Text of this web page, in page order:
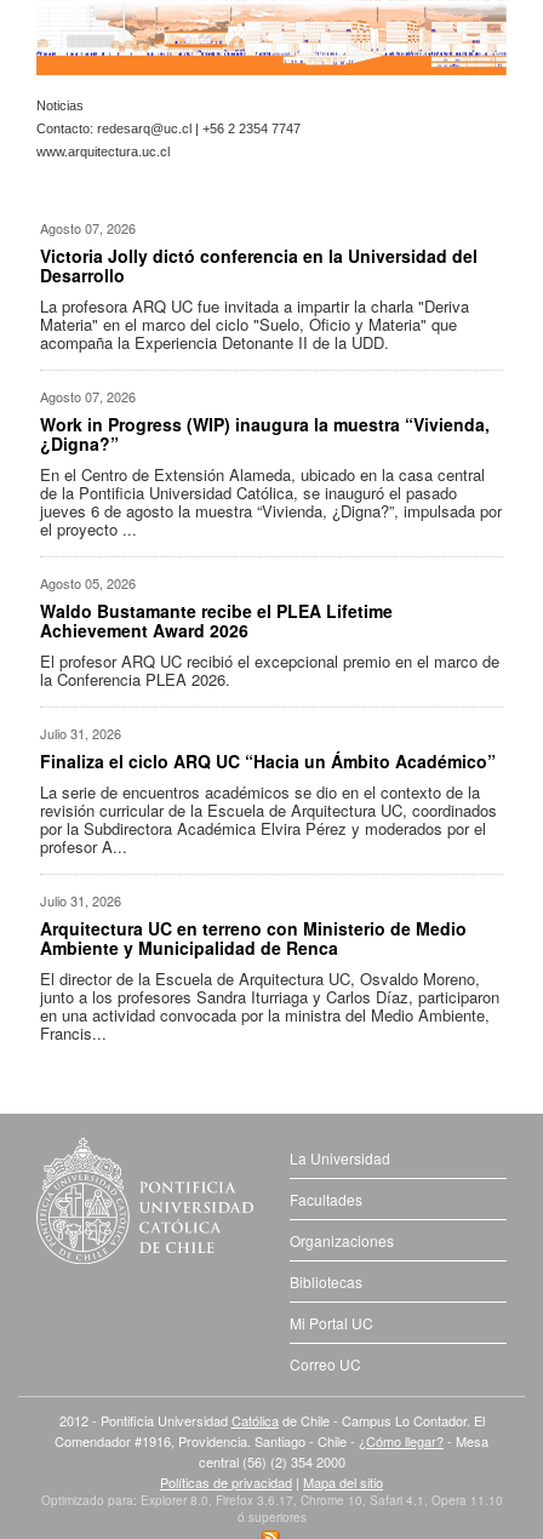
Noticias
Contacto: redesarq@uc.cl | +56 2 2354 7747
www.arquitectura.uc.cl
Agosto 07, 2026
Victoria Jolly dictó conferencia en la Universidad del
Desarrollo
La profesora ARQ UC fue invitada a impartir la charla "Deriva
Materia" en el marco del ciclo "Suelo, Oficio y Materia" que
acompaña la Experiencia Detonante II de la UDD.
Agosto 07, 2026
Work in Progress (WIP) inaugura la muestra “Vivienda,
¿Digna?”
En el Centro de Extensión Alameda, ubicado en la casa central
de la Pontificia Universidad Católica, se inauguró el pasado
jueves 6 de agosto la muestra “Vivienda, ¿Digna?”, impulsada por
el proyecto ...
Agosto 05, 2026
Waldo Bustamante recibe el PLEA Lifetime
Achievement Award 2026
El profesor ARQ UC recibió el excepcional premio en el marco de
la Conferencia PLEA 2026.
Julio 31, 2026
Finaliza el ciclo ARQ UC “Hacia un Ámbito Académico”
La serie de encuentros académicos se dio en el contexto de la
revisión curricular de la Escuela de Arquitectura UC, coordinados
por la Subdirectora Académica Elvira Pérez y moderados por el
profesor A...
Julio 31, 2026
Arquitectura UC en terreno con Ministerio de Medio
Ambiente y Municipalidad de Renca
El director de la Escuela de Arquitectura UC, Osvaldo Moreno,
junto a los profesores Sandra Iturriaga y Carlos Díaz, participaron
en una actividad convocada por la ministra del Medio Ambiente,
Francis...
La Universidad
Facultades
Organizaciones
Bibliotecas
Mi Portal UC
Correo UC
2012 - Pontificia UniversidadCatólica de Chile - Campus Lo Contador. El
Comendador #1916, Providencia. Santiago - Chile - ¿Cómo llegar?- Mesa
central (56) (2) 354 2000
Políticas de privacidad | Mapa del sitio
Optimizado para: Explorer 8.0, Firefox 3.6.17, Chrome 10, Safari 4.1, Opera 11.10
ó superiores